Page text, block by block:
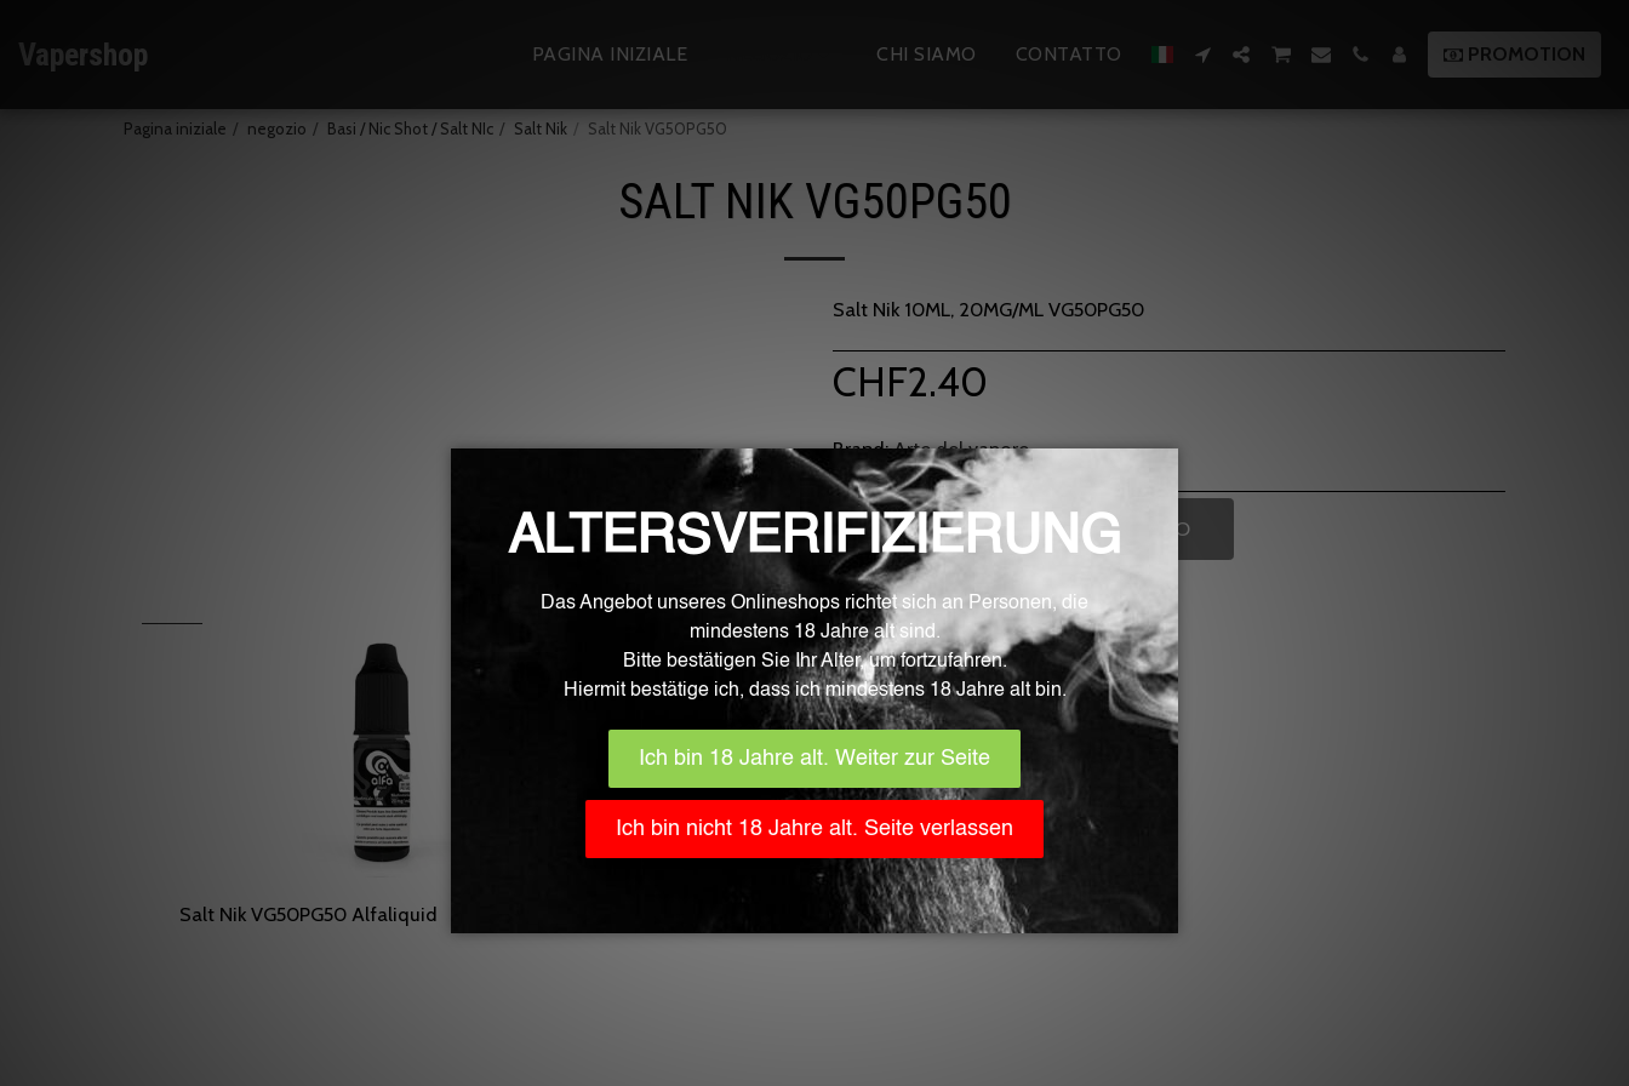
Vapershop PAGINA INIZIALE CHI SIAMO CONTATTO PROMOTION
Pagina iniziale negozio Basi / Nic Shot / Salt NIc Salt Nik Salt Nik VG50PG50
SALT NIK VG50PG50
Salt Nik 10ML, 20MG/ML VG50PG50
CHF2.40
Brand: Arte del vapore
ESAURITO
Prodotti Correlati
Salt Nik VG50PG50 Alfaliquid